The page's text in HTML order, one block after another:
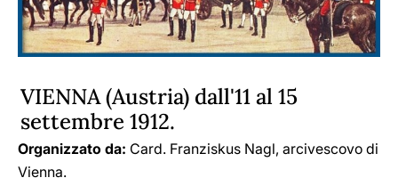
VIENNA (Austria) dall'11 al 15
settembre 1912.
Organizzato da: Card. Franziskus Nagl, arcivescovo di
Vienna.